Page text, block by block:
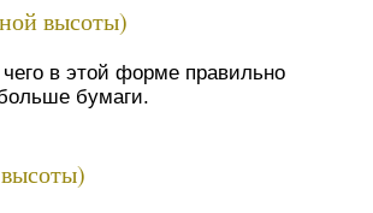
высоты)
в этой форме правильно
бумаги.